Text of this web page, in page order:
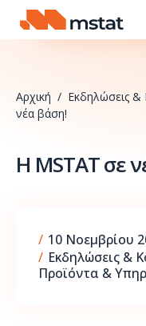
Skip to content
Αρχική / Εκδηλώσεις &
νέα βάση!
Η MSTAT σε
/ 10 Νοεμβρίου
/ Εκδηλώσεις &
Προϊόντα &